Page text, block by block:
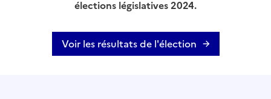
élections législatives 2024.
Voir les résultats de l'élection